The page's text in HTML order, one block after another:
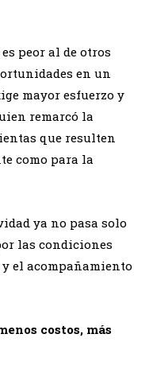
peor al de otros
en un
mayor esfuerzo y
remarcó la
que resulten
como para la
ya no pasa solo
las condiciones
el acompañamiento
costos, más